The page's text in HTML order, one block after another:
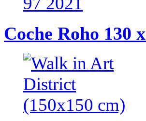
Coche Roho 130